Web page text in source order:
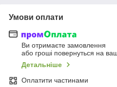
Умови оплати
Ви отримаєте замовлення
або гроші повернуться на
Детальніше
Оплатити частинами